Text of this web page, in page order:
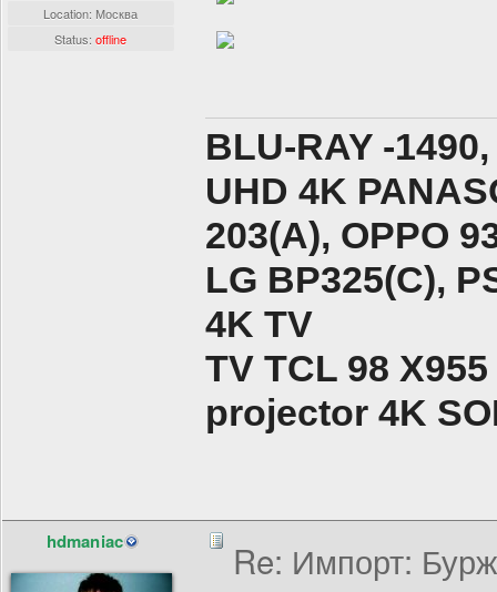
Location: Москва
Status:offline
BLU-RAY -
UHD 4K
203(A), ОPPO
LG BP325(C),
4K TV
TV TCL 98 X955
projector 4K
hdmaniac
Re: Импорт: